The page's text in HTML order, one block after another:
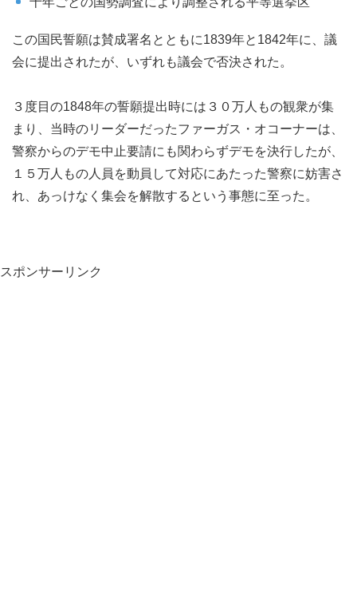
この国民誓願は賛成署名とともに1839年と1842年に、議
会に提出されたが、いずれも議会で否決された。
３度目の1848年の誓願提出時には３０万人もの観衆が集
まり、当時のリーダーだったファーガス・オコーナーは、
警察からのデモ中止要請にも関わらずデモを決行したが、
１５万人もの人員を動員して対応にあたった警察に妨害さ
れ、あっけなく集会を解散するという事態に至った。
スポンサーリンク